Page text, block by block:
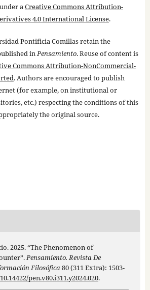
aCreative Commons Attribution-
4.0 International License.
Pontificia Comillas retain the
inPensamiento. Reuse of content is
Commons Attribution-NonCommercial-
. Authors are encouraged to publish
(for example, on institutional or
etc.) respecting the conditions of this
the original source.
2025. “The Phenomenon of
Pensamiento. Revista De
Filosófica80 (311 Extra): 1503-
pen.v80.i311.y2024.020.